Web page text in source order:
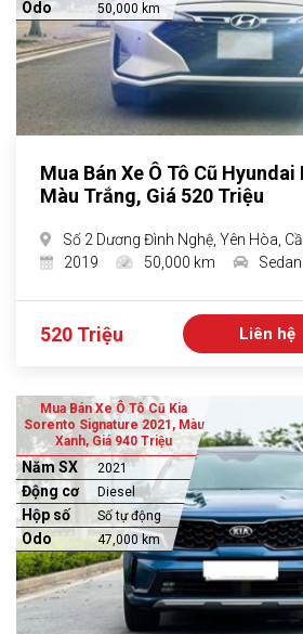
Odo 50,000 km
Mua Bán Xe Ô Tô Cũ
Màu Trắng, Giá 520 Triệu
Số 2 Dương Đình Nghệ, Yên Hòa,
2019
50,000 km Sedan
520 Triệu Liên hệ
Mua Bán Xe Ô Tô Cũ Kia
Sorento Signature 2021, Màu
Xanh, Giá 940 Triệu
Năm SX 2021
Động cơ Diesel
Hộp số Số tự động
Odo 47,000 km